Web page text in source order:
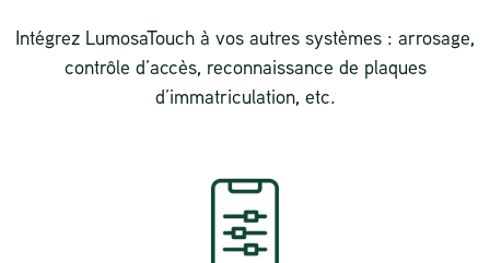
Intégrez LumosaTouch à vos autres systèmes : arrosage,
contrôle d’accès, reconnaissance de plaques
d’immatriculation, etc.